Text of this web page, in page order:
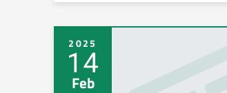
2025
14
Feb